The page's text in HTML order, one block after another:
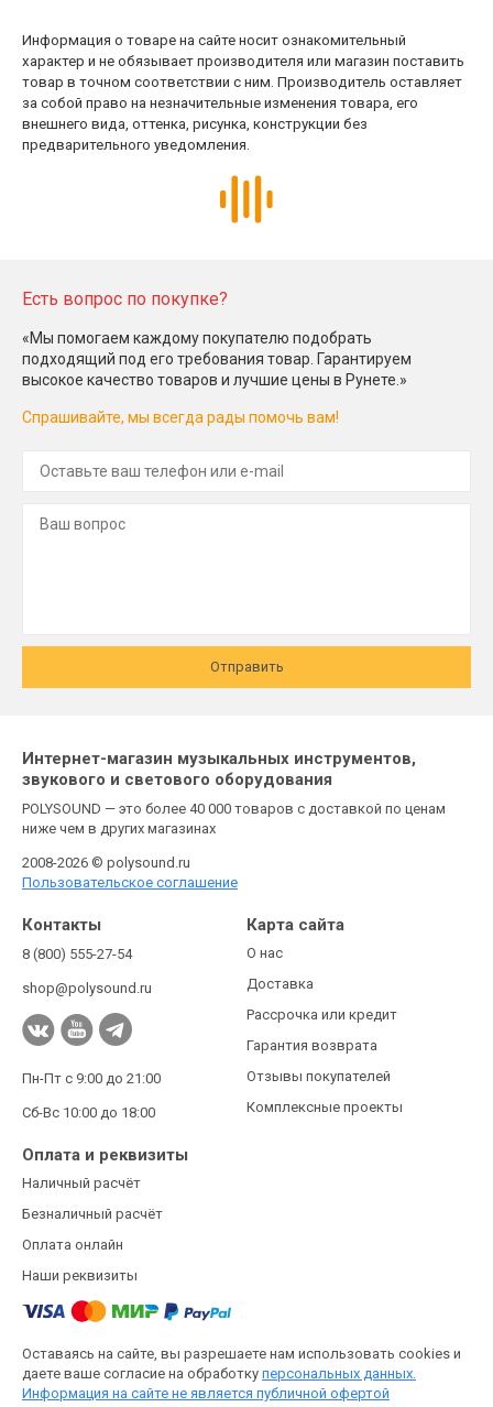
Информация о товаре на сайте носит ознакомительный
характер и не обязывает производителя или магазин поставить
товар в точном соответствии с ним. Производитель оставляет
за собой право на незначительные изменения товара, его
внешнего вида, оттенка, рисунка, конструкции без
предварительного уведомления.
Есть вопрос по покупке?
«Мы помогаем каждому покупателю подобрать
подходящий под его требования товар. Гарантируем
высокое качество товаров и лучшие цены в Рунете.»
Спрашивайте, мы всегда рады помочь вам!
Отправить
Интернет-магазин музыкальных инструментов,
звукового и светового оборудования
POLYSOUND — это более 40 000 товаров с доставкой по ценам
ниже чем в других магазинах
2008-2026 © polysound.ru
Пользовательское соглашение
Контакты
8 (800) 555-27-54
shop@polysound.ru
Пн-Пт с 9:00 до 21:00
Сб-Вс 10:00 до 18:00
Карта сайта
О нас
Доставка
Рассрочка или кредит
Гарантия возврата
Отзывы покупателей
Комплексные проекты
Оплата и реквизиты
Наличный расчёт
Безналичный расчёт
Оплата онлайн
Наши реквизиты
Оставаясь на сайте, вы разрешаете нам использовать cookies и
даете ваше согласие на обработку персональных данных.
Информация на сайте не является публичной офертой